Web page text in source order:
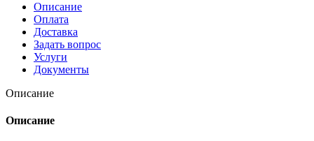
Описание
Оплата
Доставка
Задать вопрос
Услуги
Документы
Описание
Описание